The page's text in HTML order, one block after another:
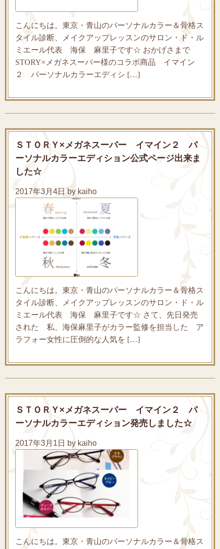
こんにちは。東京・青山のパーソナルカラー＆骨格ス
タイル診断、メイクアップレッスンのサロン・ド・ル
ミエール代表 海保 麻里子です☆ おかげさまで
STORY×メガネスーパー様のコラボ商品 イマイン
２ パーソナルカラーエディシ […]
ＳＴＯＲＹ×メガネスーパー イマイン２ パ
ーソナルカラーエディション公式ページ出来ま
した☆
2017年3月4日 by kaiho
こんにちは。東京・青山のパーソナルカラー＆骨格ス
タイル診断、メイクアップレッスンのサロン・ド・ル
ミエール代表 海保 麻里子です☆ さて、先日発売
された 私、海保麻里子がカラー監修を担当した ア
ラフォー女性に圧倒的な人気を […]
ＳＴＯＲＹ×メガネスーパー イマイン２ パ
ーソナルカラーエディション発売しました☆
2017年3月1日 by kaiho
こんにちは。東京・青山のパーソナルカラー＆骨格ス